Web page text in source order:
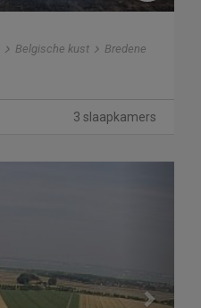
Belgische kust Bredene
3 slaapkamers